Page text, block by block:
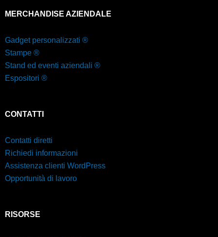
MERCHANDISE AZIENDALE
Gadget personalizzati ®
Stampe ®
Stand ed eventi aziendali ®
Espositori ®
CONTATTI
Contatti diretti
Richiedi informazioni
Assistenza clienti WordPress
Opportunità di lavoro
RISORSE